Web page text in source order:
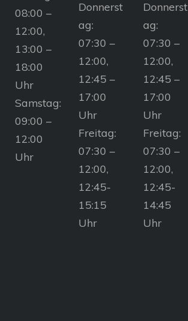
08:00 –
12:00,
13:00 –
18:00
Uhr
Samstag:
09:00 –
12:00
Uhr
Donnerst
ag:
07:30 –
12:00,
12:45 –
17:00
Uhr
Freitag:
07:30 –
12:00,
12:45-
15:15
Uhr
Donnerst
ag:
07:30 –
12:00,
12:45 –
17:00
Uhr
Freitag:
07:30 –
12:00,
12:45-
14:45
Uhr